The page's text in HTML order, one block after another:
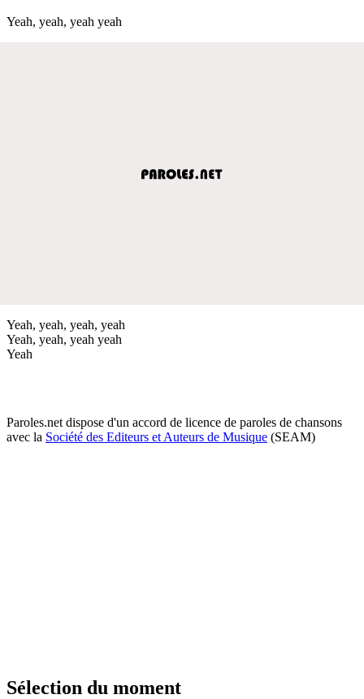
Yeah, yeah, yeah yeah
Yeah, yeah, yeah, yeah
Yeah, yeah, yeah yeah
Yeah
Paroles.net dispose d'un accord de licence de paroles de chansons
avec la Société des Editeurs et Auteurs de Musique (SEAM)
Sélection du moment